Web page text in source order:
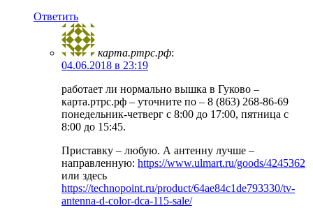
Ответить
карта.ртрс.рф:
04.06.2018 в 23:19
работает ли нормально вышка в Гуково –
карта.ртрс.рф – уточните по – 8 (863) 268-86-69
понедельник-четверг с 8:00 до 17:00, пятница с
8:00 до 15:45.
Приставку – любую. А антенну лучше –
направленную: https://www.ulmart.ru/goods/4245362
или здесь
https://technopoint.ru/product/64ae84c1de793330/tv-
antenna-d-color-dca-115-sale/